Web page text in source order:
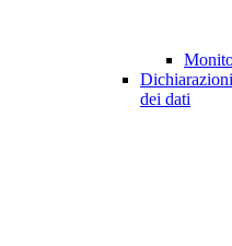
dei dati